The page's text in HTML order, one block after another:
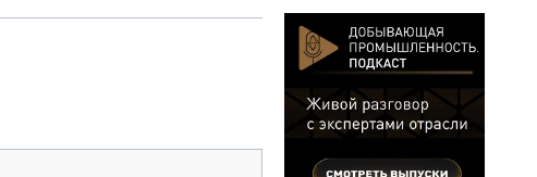
АВТОМАТИЗАЦИЯ И ТЕХНОЛОГИИ